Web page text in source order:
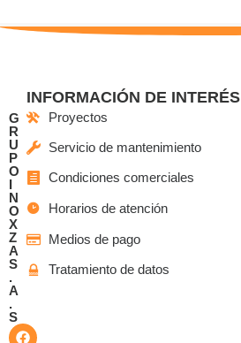
G
R
U
P
O
I
N
O
X
Z
A
S
.
A
.
S
INFORMACIÓN DE INTERÉS
Proyectos
Servicio de mantenimiento
Condiciones comerciales
Horarios de atención
Medios de pago
Tratamiento de datos